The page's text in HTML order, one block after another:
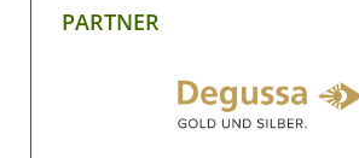
PARTNER